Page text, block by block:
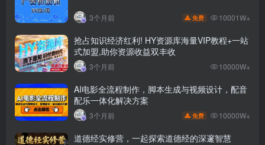
3个月前 免费 10001W+
抢占知识经济红利! HY资源库海量VIP教程+一站
式加盟,助你资源收益双丰收
3个月前 10000W+
AI电影全流程制作，脚本生成与视频设计，配音
配乐一体化解决方案
3个月前 免费 10000W+
道德经实修营，一起探索道德经的深邃智慧